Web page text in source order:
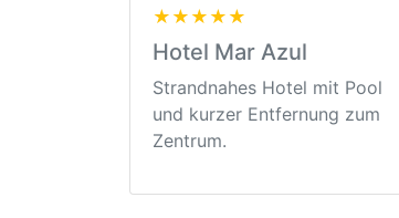
★★★★★
Hotel Mar Azul
Strandnahes Hotel mit Pool
und kurzer Entfernung zum
Zentrum.